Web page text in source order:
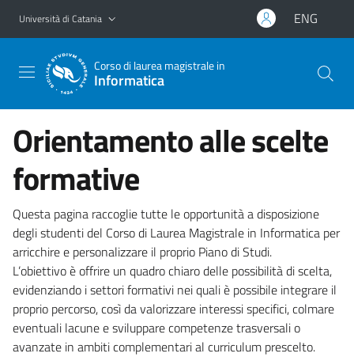
Vai al contenuto principale
Vai al menu di navigazione
Università di Catania ENG
Corso di laurea magistrale in
Informatica
Orientamento alle scelte
formative
Questa pagina raccoglie tutte le opportunità a disposizione
degli studenti del Corso di Laurea Magistrale in Informatica per
arricchire e personalizzare il proprio Piano di Studi.
L’obiettivo è offrire un quadro chiaro delle possibilità di scelta,
evidenziando i settori formativi nei quali è possibile integrare il
proprio percorso, così da valorizzare interessi specifici, colmare
eventuali lacune e sviluppare competenze trasversali o
avanzate in ambiti complementari al curriculum prescelto.